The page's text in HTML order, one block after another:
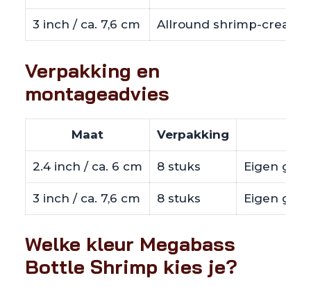
3 inch / ca. 7,6 cm Allround shrimp-
Verpakking en
montageadvies
Maat Verpakking
2.4 inch / ca. 6 cm 8 stuks Eigen
3 inch / ca. 7,6 cm 8 stuks Eigen
Welke kleur Megabass
Bottle Shrimp kies je?